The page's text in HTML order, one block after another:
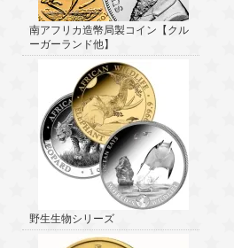
南アフリカ造幣局製コイン【クル
ーガーランド他】
野生生物シリーズ